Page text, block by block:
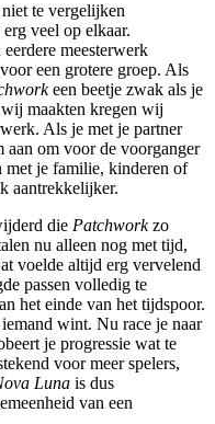
niet te vergelijken
veel op elkaar.
meesterwerk
een grotere groep. Als
een beetje zwak als je
maakten kregen wij
Als je met je partner
aan om voor de voorganger
met je familie, kinderen of
aantrekkelijker.
die Patchworkzo
nu alleen nog met tijd,
voelde altijd erg vervelend
passen volledig te
het einde van het tijdspoor.
wint. Nu race je naar
je progressie wat te
voor meer spelers,
Luna is dus
van een